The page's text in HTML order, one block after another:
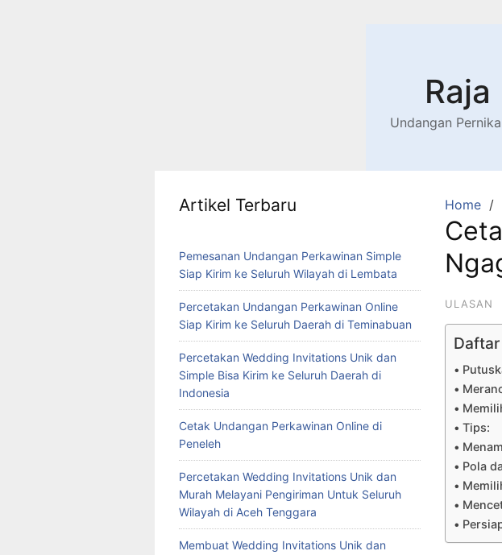
Undangan
Home
ULASAN
Daftar
Tips:
Pola
Artikel Terbaru
Pemesanan Undangan Perkawinan Simple
Siap Kirim ke Seluruh Wilayah di Lembata
Percetakan Undangan Perkawinan Online
Siap Kirim ke Seluruh Daerah di Teminabuan
Percetakan Wedding Invitations Unik dan
Simple Bisa Kirim ke Seluruh Daerah di
Indonesia
Cetak Undangan Perkawinan Online di
Peneleh
Percetakan Wedding Invitations Unik dan
Murah Melayani Pengiriman Untuk Seluruh
Wilayah di Aceh Tenggara
Membuat Wedding Invitations Unik dan